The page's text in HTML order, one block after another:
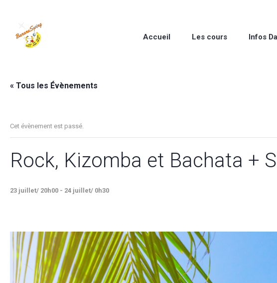
Accueil Les cours Infos
« Tous les Évènements
Cet évènement est passé.
Rock, Kizomba et Bachata +
23 juillet/ 20h00 - 24 juillet/ 0h30